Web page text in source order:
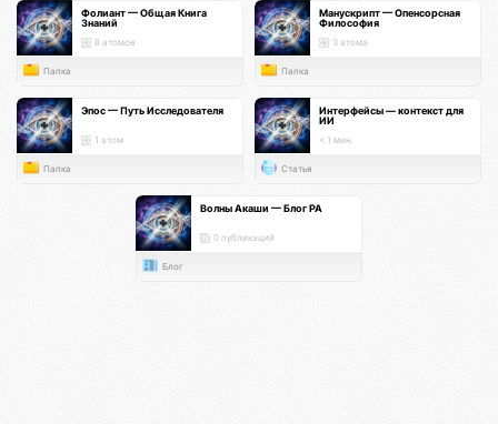
Фолиант — Общая Книга
Знаний
8 атомов
Папка
Манускрипт — Опенсорсная
Философия
3 атома
Папка
Эпос — Путь Исследователя
1 атом
Папка
Интерфейсы — контекст для
ИИ
< 1 мин.
Статья
Волны Акаши — Блог РА
0 публикаций
Блог